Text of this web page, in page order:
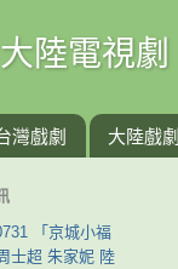
陸電視劇
灣戲劇 大陸戲劇
「京城小福
士超 朱家妮 陸